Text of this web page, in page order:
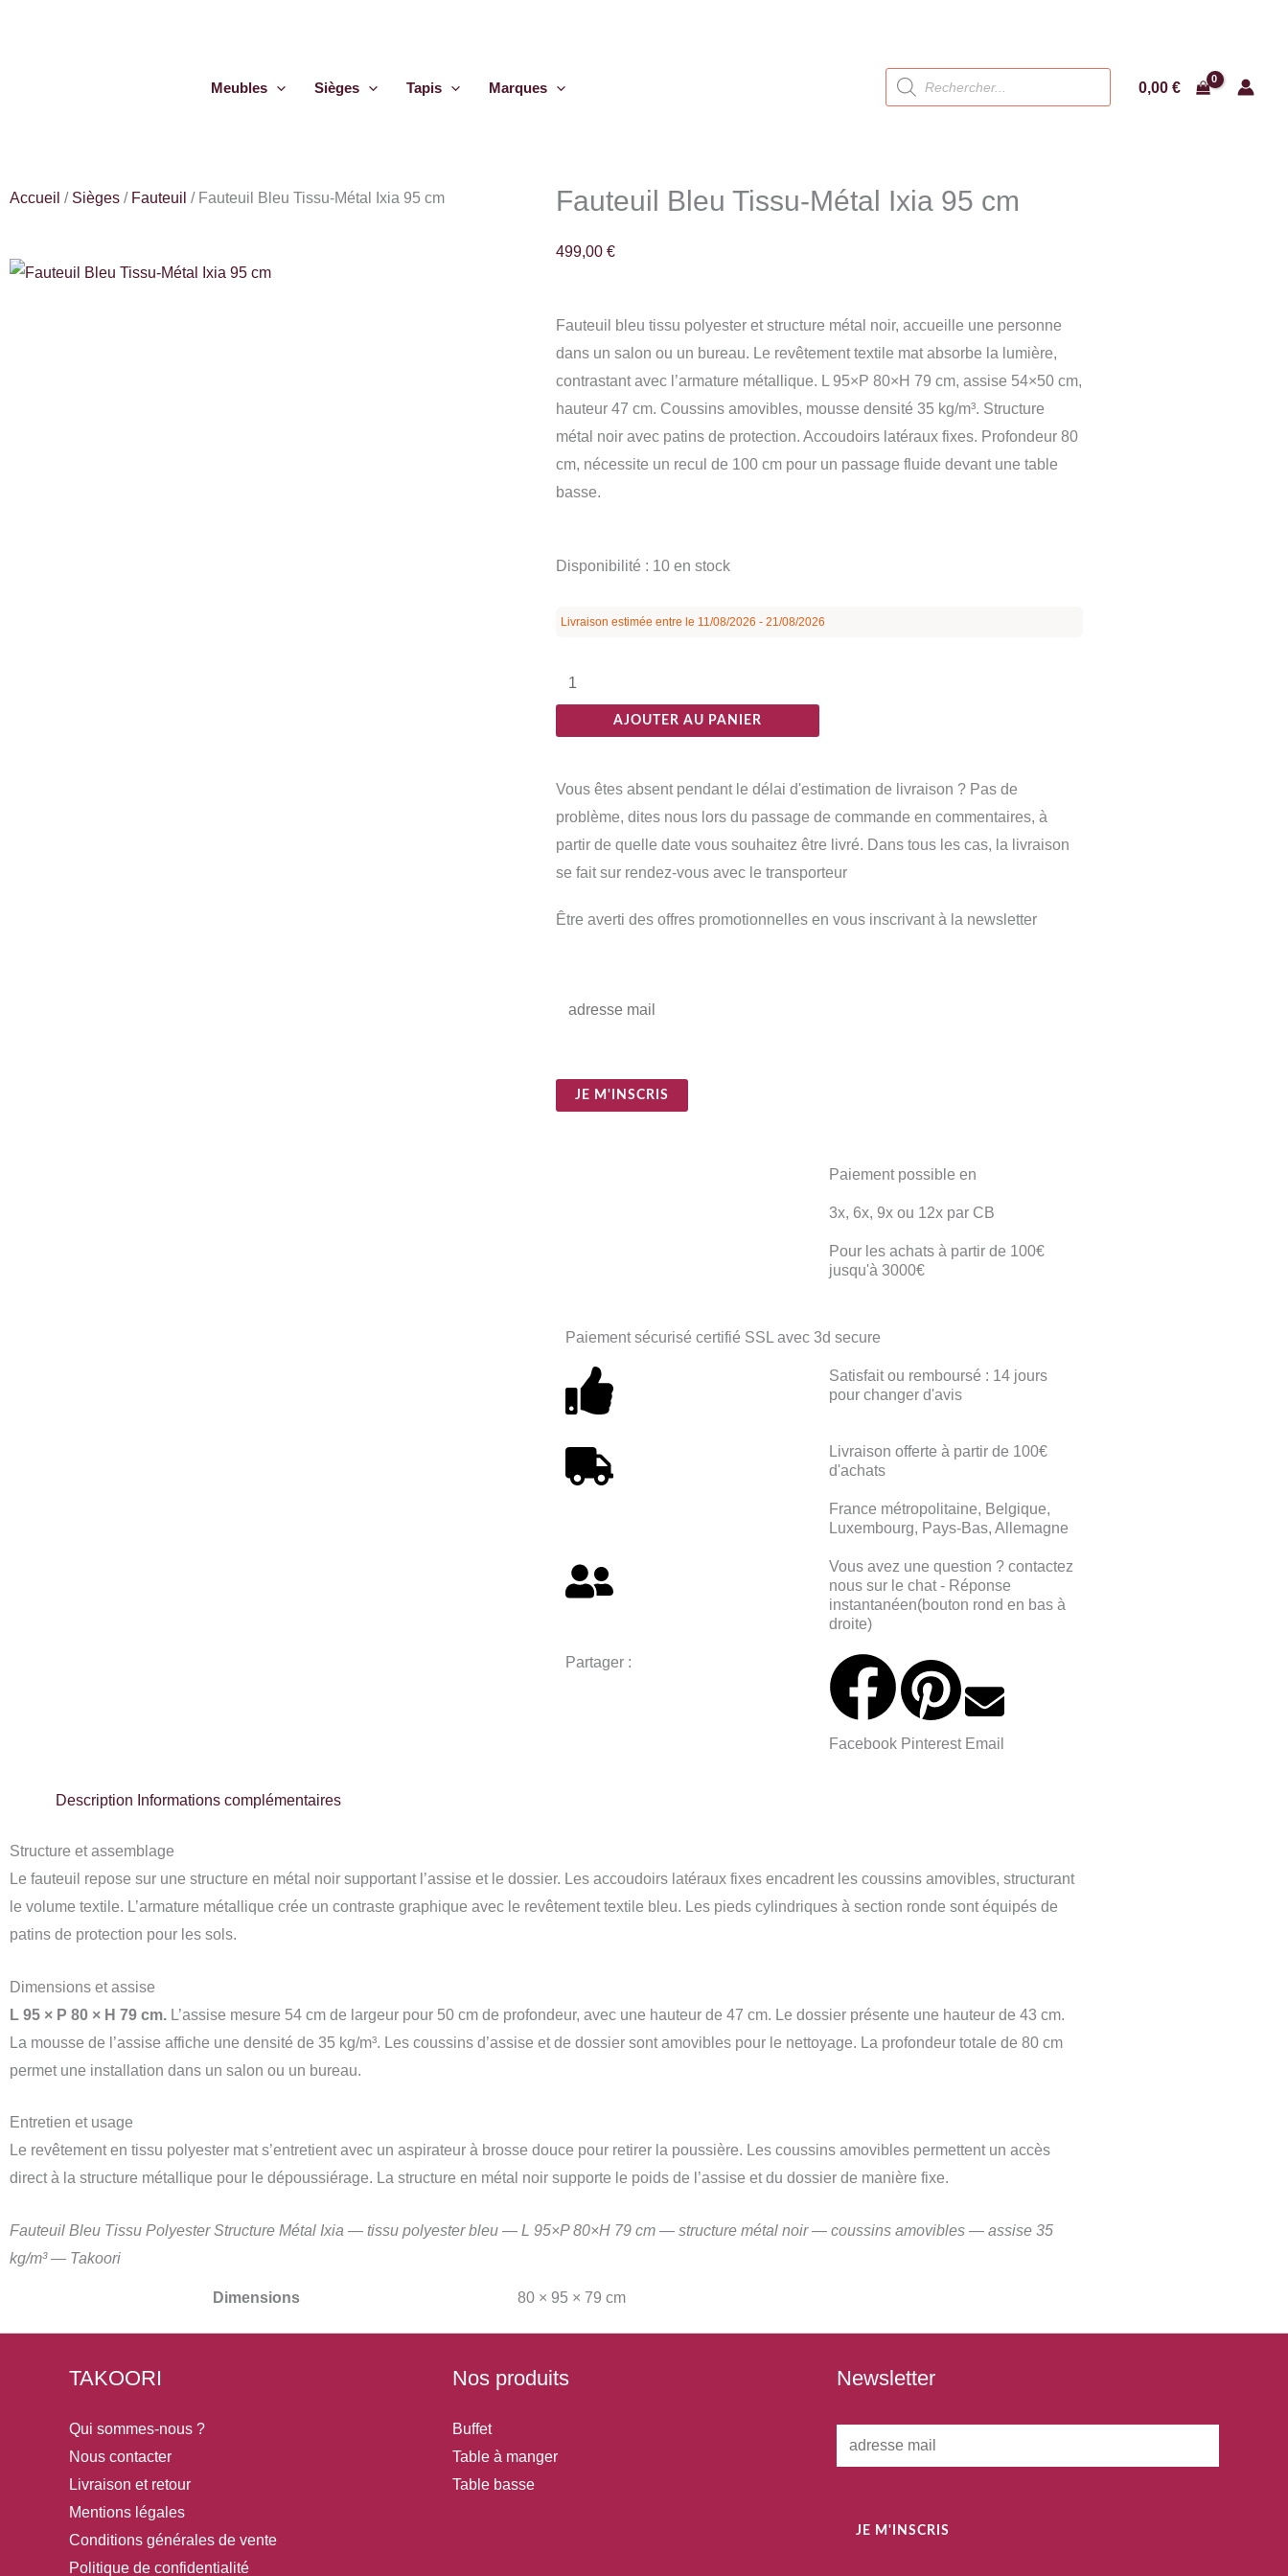
Meubles
Sièges Tapis Marques
Recherche
de
produits
0,00 €
Accueil / Sièges / Fauteuil / Fauteuil Bleu Tissu-Métal Ixia 95 cm Fauteuil Bleu Tissu-Métal Ixia 95 cm
499,00 €
Fauteuil bleu tissu polyester et structure métal noir, accueille une personne
dans un salon ou un bureau. Le revêtement textile mat absorbe la lumière,
contrastant avec l’armature métallique. L 95×P 80×H 79 cm, assise 54×50 cm,
hauteur 47 cm. Coussins amovibles, mousse densité 35 kg/m³. Structure
métal noir avec patins de protection. Accoudoirs latéraux fixes. Profondeur 80
cm, nécessite un recul de 100 cm pour un passage fluide devant une table
basse.
Disponibilité : 10 en stock
Livraison estimée entre le 11/08/2026 - 21/08/2026
quantité
Fauteuil
Tissu-
Métal
Ixia
cm
AJOUTER AU PANIER
Vous êtes absent pendant le délai d'estimation de livraison ? Pas de
problème, dites nous lors du passage de commande en commentaires, à
partir de quelle date vous souhaitez être livré. Dans tous les cas, la livraison
se fait sur rendez-vous avec le transporteur
Être averti des offres promotionnelles en vous inscrivant à la newsletter
i
l
JE M'INSCRIS
Paiement possible en
3x, 6x, 9x ou 12x par CB
Pour les achats à partir de 100€
jusqu'à 3000€
Paiement sécurisé certifié SSL avec 3d secure
Satisfait ou remboursé : 14 jours
pour changer d'avis
Livraison offerte à partir de 100€
d'achats
France métropolitaine, Belgique,
Luxembourg, Pays-Bas, Allemagne
Vous avez une question ? contactez
nous sur le chat - Réponse
instantanéen(bouton rond en bas à
droite)
Partager :
Facebook Pinterest Email
Description Informations complémentaires
Structure et assemblage
Le fauteuil repose sur une structure en métal noir supportant l’assise et le dossier. Les accoudoirs latéraux fixes encadrent les coussins amovibles, structurant
le volume textile. L’armature métallique crée un contraste graphique avec le revêtement textile bleu. Les pieds cylindriques à section ronde sont équipés de
patins de protection pour les sols.
Dimensions et assise
L 95 × P 80 × H 79 cm. L’assise mesure 54 cm de largeur pour 50 cm de profondeur, avec une hauteur de 47 cm. Le dossier présente une hauteur de 43 cm.
La mousse de l’assise affiche une densité de 35 kg/m³. Les coussins d’assise et de dossier sont amovibles pour le nettoyage. La profondeur totale de 80 cm
permet une installation dans un salon ou un bureau.
Entretien et usage
Le revêtement en tissu polyester mat s’entretient avec un aspirateur à brosse douce pour retirer la poussière. Les coussins amovibles permettent un accès
direct à la structure métallique pour le dépoussiérage. La structure en métal noir supporte le poids de l’assise et du dossier de manière fixe.
Fauteuil Bleu Tissu Polyester Structure Métal Ixia — tissu polyester bleu — L 95×P 80×H 79 cm — structure métal noir — coussins amovibles — assise 35
kg/m³ — Takoori
Dimensions 80 × 95 × 79 cm
TAKOORI
Qui sommes-nous ?
Nous contacter
Livraison et retour
Mentions légales
Conditions générales de vente
Politique de confidentialité
Nos produits
Buffet
Table à manger
Table basse
Newsletter
m
JE M'INSCRIS